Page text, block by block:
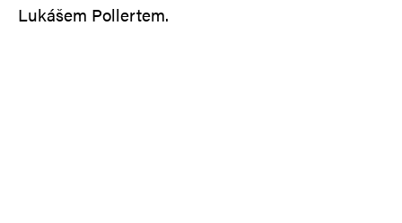
Lukášem Pollertem.